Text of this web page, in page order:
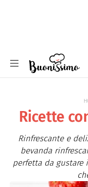
Ricette
Rinfrescante e
bevanda
perfetta da gustare